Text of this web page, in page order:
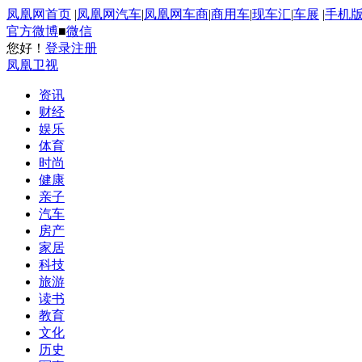
凤凰网首页 |凤凰网汽车|凤凰网车商|商用车|现车汇|车展 |手机版
官方微博■微信
您好！ 登录注册
凤凰卫视
资讯
财经
娱乐
体育
时尚
健康
亲子
汽车
房产
家居
科技
旅游
读书
教育
文化
历史